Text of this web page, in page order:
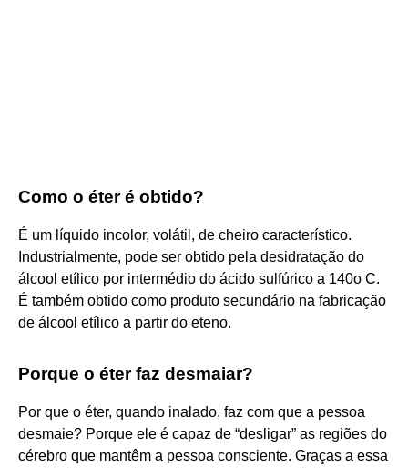
Como o éter é obtido?
É um líquido incolor, volátil, de cheiro característico.
Industrialmente, pode ser obtido pela desidratação do
álcool etílico por intermédio do ácido sulfúrico a 140o C.
É também obtido como produto secundário na fabricação
de álcool etílico a partir do eteno.
Porque o éter faz desmaiar?
Por que o éter, quando inalado, faz com que a pessoa
desmaie? Porque ele é capaz de “desligar” as regiões do
cérebro que mantêm a pessoa consciente. Graças a essa